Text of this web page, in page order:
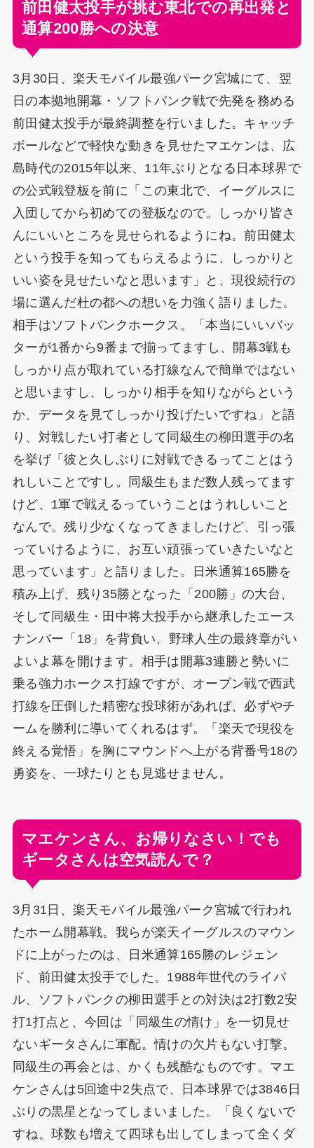
前田健太投手が挑む東北での再出発と
通算200勝への決意
3月30日、楽天モバイル最強パーク宮城にて、翌
日の本拠地開幕・ソフトバンク戦で先発を務める
前田健太投手が最終調整を行いました。キャッチ
ボールなどで軽快な動きを見せたマエケンは、広
島時代の2015年以来、11年ぶりとなる日本球界で
の公式戦登板を前に「この東北で、イーグルスに
入団してから初めての登板なので。しっかり皆さ
んにいいところを見せられるようにね。前田健太
という投手を知ってもらえるように、しっかりと
いい姿を見せたいなと思います」と、現役続行の
場に選んだ杜の都への想いを力強く語りました。
相手はソフトバンクホークス。「本当にいいバッ
ターが1番から9番まで揃ってますし、開幕3戦も
しっかり点が取れている打線なんで簡単ではない
と思いますし、しっかり相手を知りながらという
か、データを見てしっかり投げたいですね」と語
り、対戦したい打者として同級生の柳田選手の名
を挙げ「彼と久しぶりに対戦できるってことはう
れしいことですし。同級生もまだ数人残ってます
けど、1軍で戦えるっていうことはうれしいこと
なんで。残り少なくなってきましたけど、引っ張
っていけるように、お互い頑張っていきたいなと
思っています」と語りました。日米通算165勝を
積み上げ、残り35勝となった「200勝」の大台、
そして同級生・田中将大投手から継承したエース
ナンバー「18」を背負い、野球人生の最終章がい
よいよ幕を開けます。相手は開幕3連勝と勢いに
乗る強力ホークス打線ですが、オープン戦で西武
打線を圧倒した精密な投球術があれば、必ずやチ
ームを勝利に導いてくれるはず。「楽天で現役を
終える覚悟」を胸にマウンドへ上がる背番号18の
勇姿を、一球たりとも見逃せません。
マエケンさん、お帰りなさい！でも
ギータさんは空気読んで？
3月31日、楽天モバイル最強パーク宮城で行われ
たホーム開幕戦。我らが楽天イーグルスのマウン
ドに上がったのは、日米通算165勝のレジェン
ド、前田健太投手でした。1988年世代のライバ
ル、ソフトバンクの柳田選手との対決は2打数2安
打1打点と、今回は「同級生の情け」を一切見せ
ないギータさんに軍配。情けの欠片もない打撃。
同級生の再会とは、かくも残酷なものです。マエ
ケンさんは5回途中2失点で、日本球界では3846日
ぶりの黒星となってしまいました。「良くないで
すね。球数も増えて四球も出してしまって全くダ